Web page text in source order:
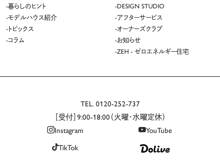
暮らしのヒント
モデルハウス紹介
トピックス
コラム
DESIGN STUDIO
アフターサービス
オーナーズクラブ
お知らせ
ZEH - ゼロエネルギー住宅
TEL.0120-252-737
［受付］9:00-18:00（火曜・水曜定休）
Instagram
YouTube
TikTok